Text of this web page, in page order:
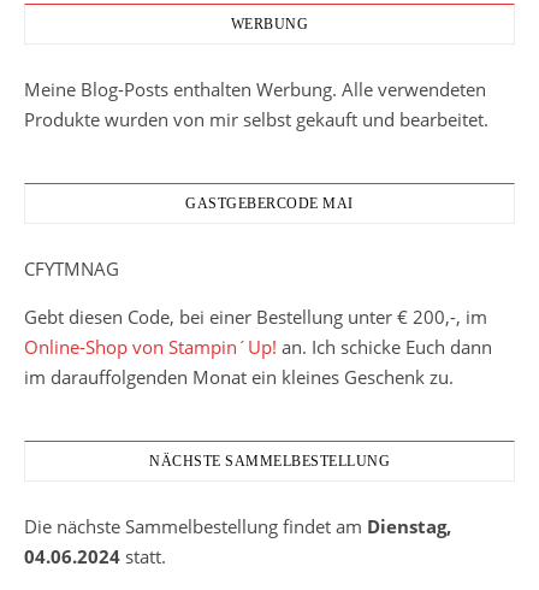
WERBUNG
Meine Blog-Posts enthalten Werbung. Alle verwendeten
Produkte wurden von mir selbst gekauft und bearbeitet.
GASTGEBERCODE MAI
CFYTMNAG
Gebt diesen Code, bei einer Bestellung unter € 200,-, im
Online-Shop von Stampin´Up! an. Ich schicke Euch dann
im darauffolgenden Monat ein kleines Geschenk zu.
NÄCHSTE SAMMELBESTELLUNG
Die nächste Sammelbestellung findet am Dienstag,
04.06.2024 statt.